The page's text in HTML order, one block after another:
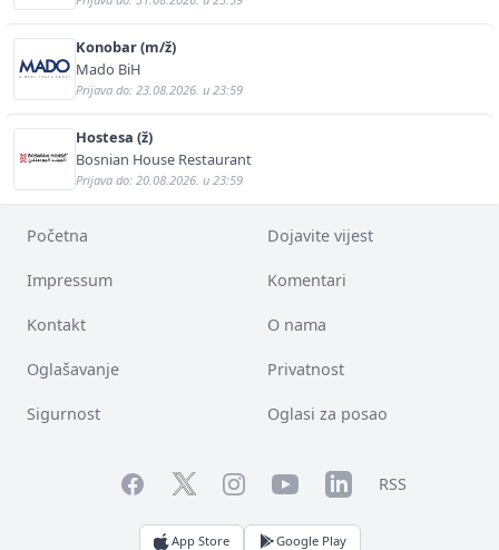
Konobar (m/ž)
Mado BiH
Prijava do: 23.08.2026. u 23:59
Hostesa (ž)
Bosnian House Restaurant
Prijava do: 20.08.2026. u 23:59
Početna Dojavite vijest
Impressum Komentari
Kontakt O nama
Oglašavanje Privatnost
Sigurnost Oglasi za posao
FacebookTwitterInstagramYouTubeLinkedInRSS
App Store Google Play